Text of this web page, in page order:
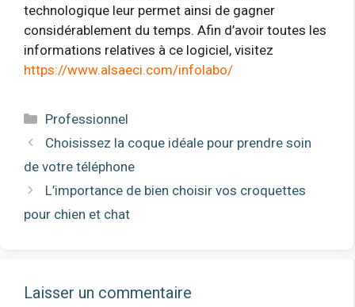
technologique leur permet ainsi de gagner
considérablement du temps. Afin d’avoir toutes les
informations relatives à ce logiciel, visitez
https://www.alsaeci.com/infolabo/
Catégories
Professionnel
Choisissez la coque idéale pour prendre soin
de votre téléphone
L’importance de bien choisir vos croquettes
pour chien et chat
Laisser un commentaire